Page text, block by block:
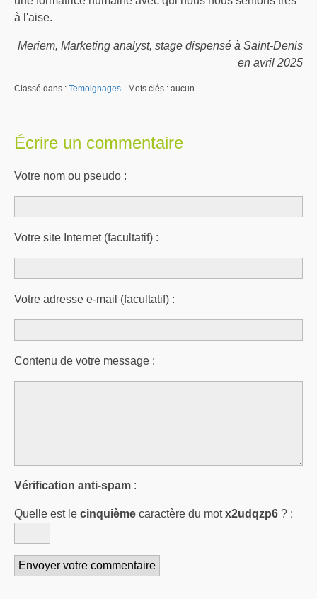
à l'aise.
Meriem, Marketing analyst, stage dispensé à Saint-Denis
en avril 2025
Classé dans : Temoignages - Mots clés : aucun
Écrire un commentaire
Votre nom ou pseudo :
Votre site Internet (facultatif) :
Votre adresse e-mail (facultatif) :
Contenu de votre message :
Vérification anti-spam :
Quelle est le cinquième caractère du motx2udqzp6 ? :